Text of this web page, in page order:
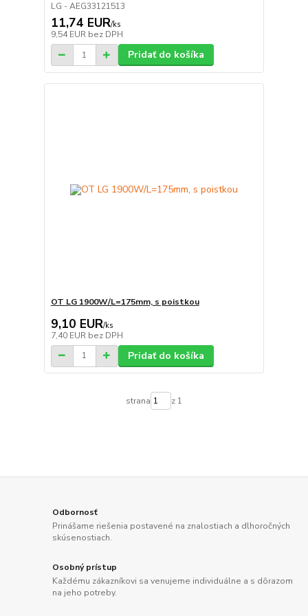
LG - AEG33121513
11,74 EUR/ks
9,54 EUR bez DPH
Pridať do košíka
OT LG 1900W/L=175mm, s poistkou
9,10 EUR/ks
7,40 EUR bez DPH
Pridať do košíka
strana z 1
Odbornosť
Prinášame riešenia postavené na znalostiach a dlhoročných
skúsenostiach.
Osobný prístup
Každému zákazníkovi sa venujeme individuálne a s dôrazom
na jeho potreby.